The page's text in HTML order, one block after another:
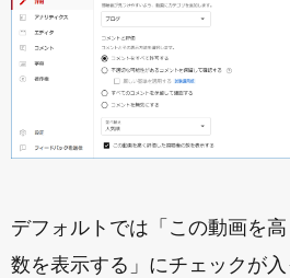
デフォルトでは「この動画を
数を表示する」にチェックが